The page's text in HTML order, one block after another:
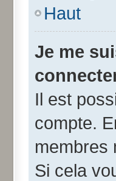
Haut
Je me
Il est
compte.
membres
Si cela